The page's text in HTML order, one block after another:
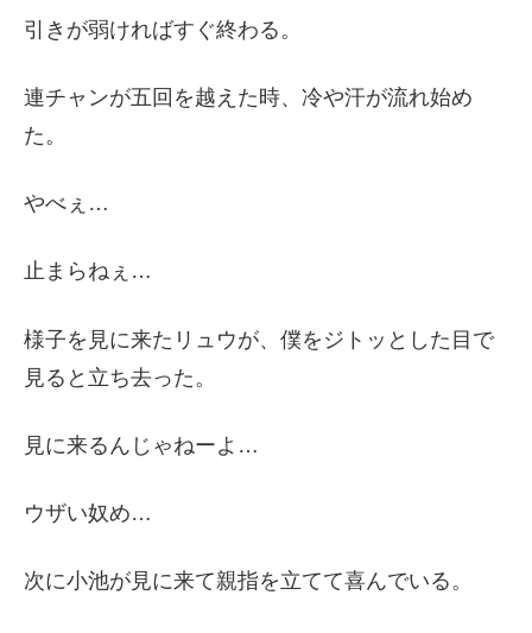
引きが弱ければすぐ終わる。
連チャンが五回を越えた時、冷や汗が流れ始め
た。
やべぇ…
止まらねぇ…
様子を見に来たリュウが、僕をジトッとした目で
見ると立ち去った。
見に来るんじゃねーよ…
ウザい奴め…
次に小池が見に来て親指を立てて喜んでいる。